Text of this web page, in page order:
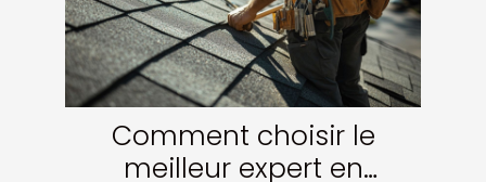
Comment choisir le
meilleur expert en